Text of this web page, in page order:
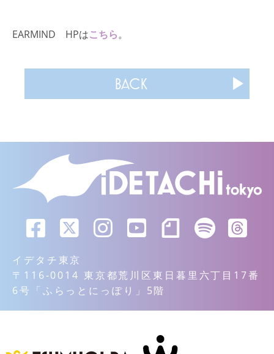
EARMIND HPはこちら。
BACK
イデタチ東京
〒116-0014 東京都荒川区東日暮里六丁目17番
6号「ふらっとにっぽり」5階